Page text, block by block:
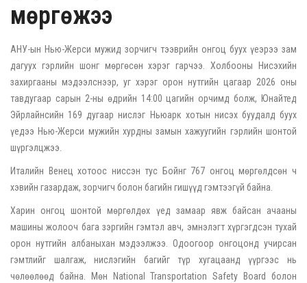
мөргөжээ
АНУ-ын Нью-Жерси мужид зорчигч тээврийн онгоц буух үеэрээ зам
дагуух гэрлийн шонг мөргөсөн хэрэг гарчээ. Холбооны Нисэхийн
захиргааны мэдээлснээр, уг хэрэг орон нутгийн цагаар 2026 оны
тавдугаар сарын 2-ны өдрийн 14:00 цагийн орчимд болж, Юнайтед
Эйрлайнсийн 169 дугаар нислэг Ньюарк хотын нисэх буудалд буух
үедээ Нью-Жерси мужийн хурдны замын хажуугийн гэрлийн шонтой
шүргэлцжээ.
Италийн Венец хотоос ниссэн тус Бойнг 767 онгоц мөргөлдсөн ч
хэвийн газардаж, зорчигч болон багийн гишүүд гэмтээгүй байна.
Харин онгоц шонтой мөргөлдөх үед замаар явж байсан ачааны
машины жолооч бага зэргийн гэмтэл авч, эмнэлэгт хүргэгдсэн тухай
орон нутгийн албаныхан мэдээлжээ. Одоогоор онгоцонд учирсан
гэмтлийг шалгаж, нислэгийн багийг түр хугацаанд үүргээс нь
чөлөөлөөд байна. Мөн National Transportation Safety Board болон